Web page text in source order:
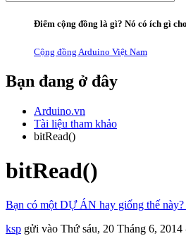
Điểm cộng đồng là gì? Nó có ích gì
Cộng đồng Arduino Việt Nam
Bạn đang ở đây
Arduino.vn
Tài liệu tham khảo
bitRead()
bitRead()
Bạn có một DỰ ÁN hay giống thế này?
ksp gửi vào Thứ sáu, 20 Tháng 6, 2014